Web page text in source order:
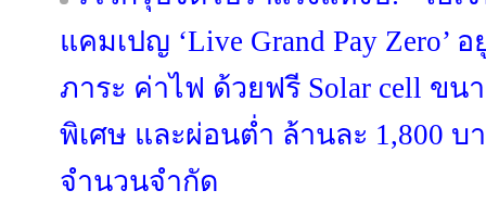
แคมเปญ ‘Live Grand Pay Zero’
ภาระ ค่าไฟ ด้วยฟรี Solar cell ขน
พิเศษ และผ่อนต่ำ ล้านละ 1,800
จำนวนจำกัด